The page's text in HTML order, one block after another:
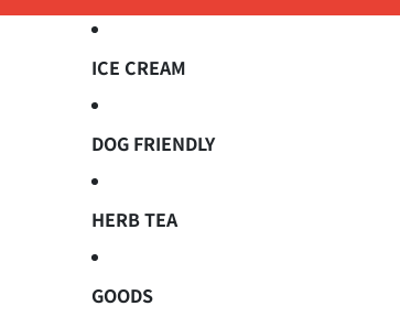
ICE CREAM
DOG FRIENDLY
HERB TEA
GOODS